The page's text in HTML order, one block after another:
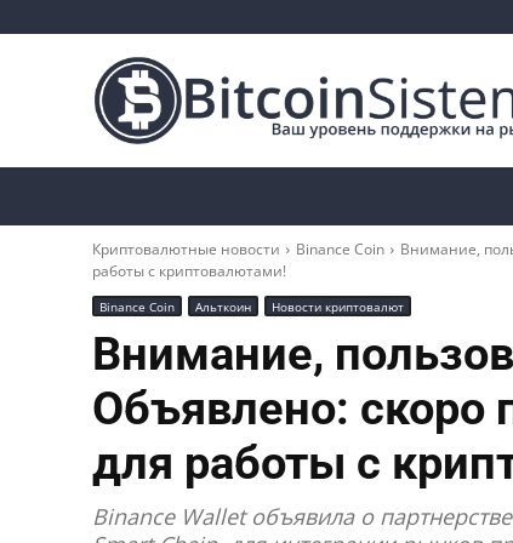
Криптовалютные новости Binance Coin
Внимание,
работы с криптовалютами!
Binance Coin Альткоин Новости криптовалют
Внимание,
Объявлено: скоро
для работы с
Binance Wallet объявила о